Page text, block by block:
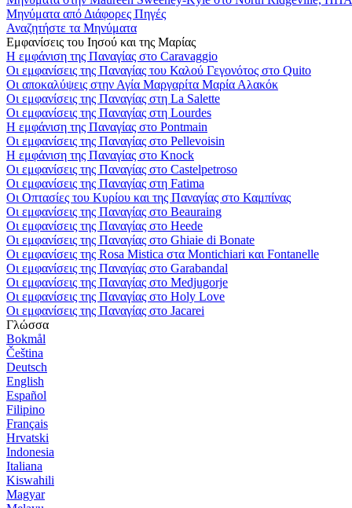
Μηνύματα από Διάφορες Πηγές
Αναζητήστε τα Μηνύματα
Εμφανίσεις του Ιησού και της Μαρίας
Η εμφάνιση της Παναγίας στο Caravaggio
Οι εμφανίσεις της Παναγίας του Καλού Γεγονότος στο Quito
Οι αποκαλύψεις στην Αγία Μαργαρίτα Μαρία Αλακόκ
Οι εμφανίσεις της Παναγίας στη La Salette
Οι εμφανίσεις της Παναγίας στη Lourdes
Η εμφάνιση της Παναγίας στο Pontmain
Οι εμφανίσεις της Παναγίας στο Pellevoisin
Η εμφάνιση της Παναγίας στο Knock
Οι εμφανίσεις της Παναγίας στο Castelpetroso
Οι εμφανίσεις της Παναγίας στη Fatima
Οι Οπτασίες του Κυρίου και της Παναγίας στο Καμπίνας
Οι εμφανίσεις της Παναγίας στο Beauraing
Οι εμφανίσεις της Παναγίας στο Heede
Οι εμφανίσεις της Παναγίας στο Ghiaie di Bonate
Οι εμφανίσεις της Rosa Mistica στα Montichiari και Fontanelle
Οι εμφανίσεις της Παναγίας στο Garabandal
Οι εμφανίσεις της Παναγίας στο Medjugorje
Οι εμφανίσεις της Παναγίας στο Holy Love
Οι εμφανίσεις της Παναγίας στο Jacarei
Γλώσσα
Bokmål
Čeština
Deutsch
English
Español
Filipino
Français
Hrvatski
Indonesia
Italiana
Kiswahili
Magyar